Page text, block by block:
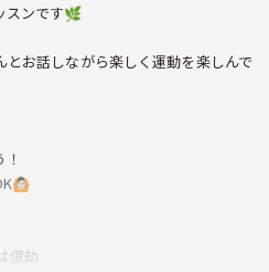
スンです🌿
お話しながら楽しく運動を楽しんで
億劫